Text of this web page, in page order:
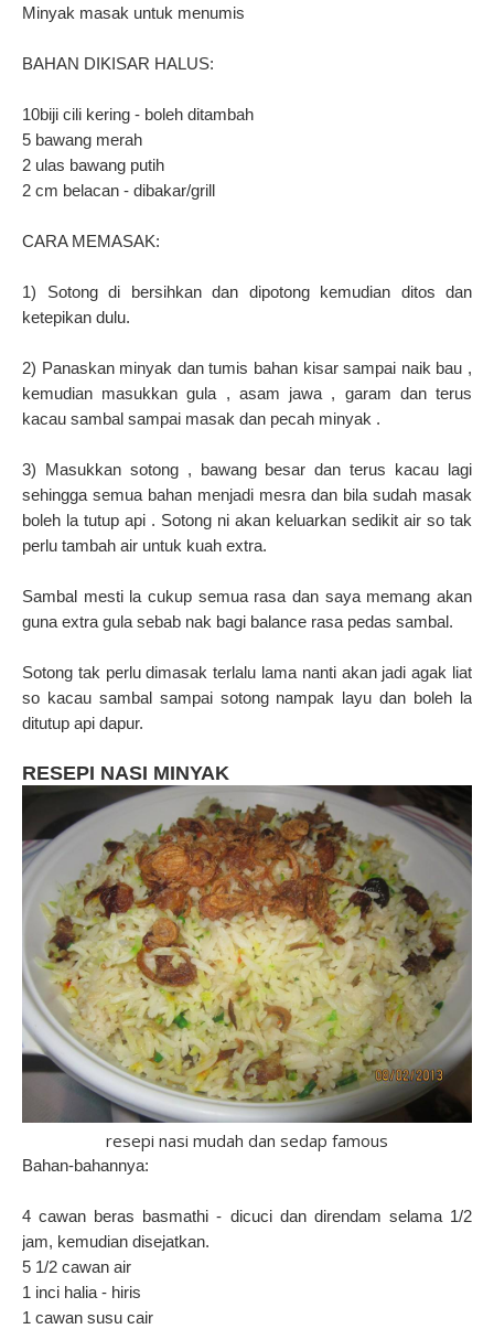
Minyak masak untuk menumis
BAHAN DIKISAR HALUS:
10biji cili kering - boleh ditambah
5 bawang merah
2 ulas bawang putih
2 cm belacan - dibakar/grill
CARA MEMASAK:
1) Sotong di bersihkan dan dipotong kemudian ditos dan
ketepikan dulu.
2) Panaskan minyak dan tumis bahan kisar sampai naik bau ,
kemudian masukkan gula , asam jawa , garam dan terus
kacau sambal sampai masak dan pecah minyak .
3) Masukkan sotong , bawang besar dan terus kacau lagi
sehingga semua bahan menjadi mesra dan bila sudah masak
boleh la tutup api . Sotong ni akan keluarkan sedikit air so tak
perlu tambah air untuk kuah extra.
Sambal mesti la cukup semua rasa dan saya memang akan
guna extra gula sebab nak bagi balance rasa pedas sambal.
Sotong tak perlu dimasak terlalu lama nanti akan jadi agak liat
so kacau sambal sampai sotong nampak layu dan boleh la
ditutup api dapur.
RESEPI NASI MINYAK
resepi nasi mudah dan sedap famous
Bahan-bahannya:
4 cawan beras basmathi - dicuci dan direndam selama 1/2
jam, kemudian disejatkan.
5 1/2 cawan air
1 inci halia - hiris
1 cawan susu cair